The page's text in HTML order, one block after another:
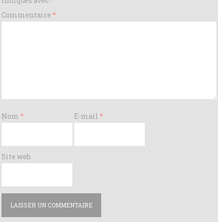
Commentaire *
Nom * E-mail *
Site web